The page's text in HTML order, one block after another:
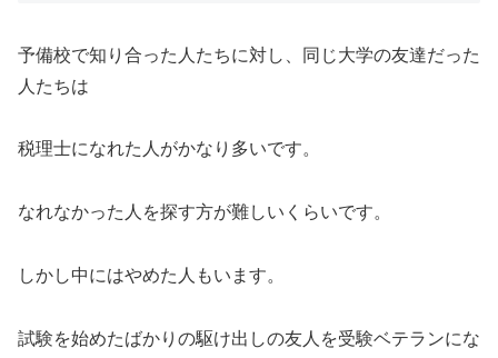
予備校で知り合った人たちに対し、同じ大学の友達だった
人たちは
税理士になれた人がかなり多いです。
なれなかった人を探す方が難しいくらいです。
しかし中にはやめた人もいます。
試験を始めたばかりの駆け出しの友人を受験ベテランにな